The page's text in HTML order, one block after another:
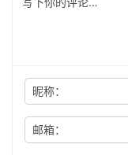
昵称：
邮箱：